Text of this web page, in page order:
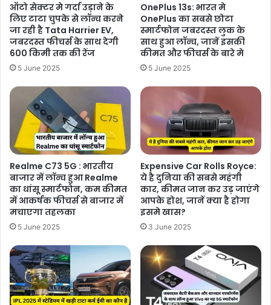
ऑटो सेक्टर मे गर्दा उड़ाने के
लिए टाटा चुपके से लॉन्च करने
जा रही है Tata Harrier EV,
जबरदस्त फीचर्स के साथ देगी
600 किमी तक की रेंज
5 June 2025
OnePlus 13s: भारत मे
OnePlus का सबसे छोटा
स्मार्टफोन जबरदस्त लुक के
साथ हुआ लॉन्च, जानें इसकी
कीमत और फीचर्स के बारे मे
5 June 2025
Realme C73 5G : भारतीय
बाजार में लॉन्च हुआ Realme
का धांसू स्मार्टफोन, कम कीमत
में आकर्षक फीचर्स से बाजार में
मचाएगा तहलका
5 June 2025
Expensive Car Rolls Royce:
ये है दुनिया की सबसे महंगी
कार, कीमत जान कर उड़ जाएंगे
आपके होश, जानें क्या है होगा
इसमे खास?
3 June 2025